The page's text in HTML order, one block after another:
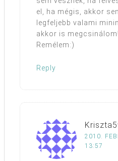
el, ha mégis, akkor
legfeljebb valami
akkor is megcsinálom!
Remélem:)
Reply
2010.
13:57